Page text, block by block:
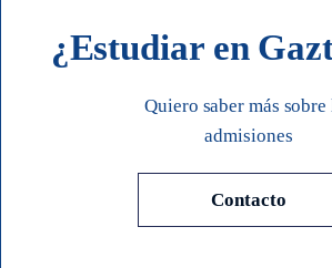
¿Estudiar en
Quiero saber más sobre
admisiones
Contacto